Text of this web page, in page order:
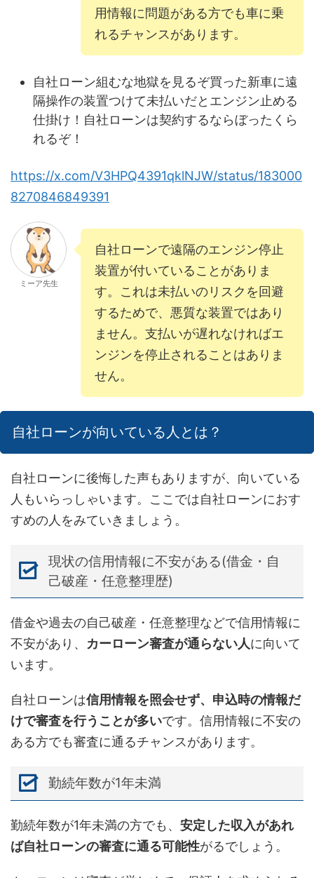
用情報に問題がある方でも車に乗
れるチャンスがあります。
自社ローン組むな地獄を見るぞ買った新車に遠
隔操作の装置つけて未払いだとエンジン止める
仕掛け！自社ローンは契約するならぼったくら
れるぞ！
https://x.com/V3HPQ4391qklNJW/status/183000
8270846849391
ミーア先生
自社ローンで遠隔のエンジン停止
装置が付いていることがありま
す。これは未払いのリスクを回避
するためで、悪質な装置ではあり
ません。支払いが遅れなければエ
ンジンを停止されることはありま
せん。
自社ローンが向いている人とは？
自社ローンに後悔した声もありますが、向いている
人もいらっしゃいます。ここでは自社ローンにおす
すめの人をみていきましょう。
現状の信用情報に不安がある(借金・自
己破産・任意整理歴)
借金や過去の自己破産・任意整理などで信用情報に
不安があり、 カーローン審査が通らない人に向いて
います。
自社ローンは信用情報を照会せず、申込時の情報だ
けで審査を行うことが多いです。信用情報に不安の
ある方でも審査に通るチャンスがあります。
勤続年数が1年未満
勤続年数が1年未満の方でも、 安定した収入があれ
ば自社ローンの審査に通る可能性がるでしょう。